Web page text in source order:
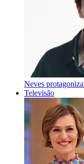
Neves
Televisão